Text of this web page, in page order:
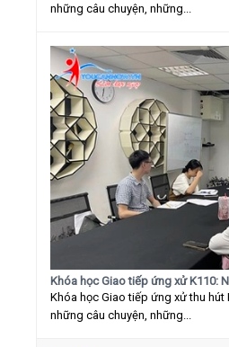
những câu chuyện, những...
Khóa học Giao tiếp ứng xử K110:
Khóa học Giao tiếp ứng xử thu
những câu chuyện, những...